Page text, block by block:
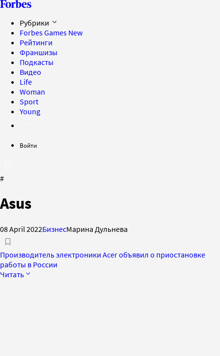
Рубрики
Forbes Games New
Рейтинги
Франшизы
Подкасты
Видео
Life
Woman
Sport
Young
Войти
#
Asus
08 April 2022БизнесМарина Дульнева
Производитель электроники Аcer объявил о приостановке
работы в России
Читать